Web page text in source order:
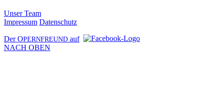
Unser Team
Impressum Datenschutz
Der OPERNFREUND auf
NACH OBEN